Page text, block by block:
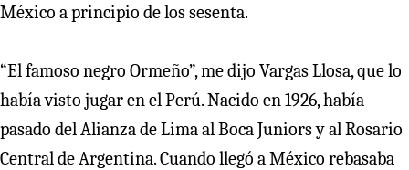
México a principio de los sesenta.
“El famoso negro Ormeño”, me dijo Vargas Llosa, que lo
había visto jugar en el Perú. Nacido en 1926, había
pasado del Alianza de Lima al Boca Juniors y al Rosario
Central de Argentina. Cuando llegó a México rebasaba